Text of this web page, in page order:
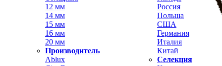
12 мм
14 мм
15 мм
16 мм
20 мм
Производитель
Ablux
Россия
Польша
США
Германия
Италия
Китай
Селекция